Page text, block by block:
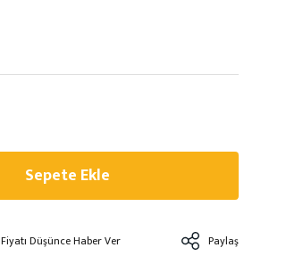
Sepete Ekle
Fiyatı Düşünce Haber Ver Paylaş